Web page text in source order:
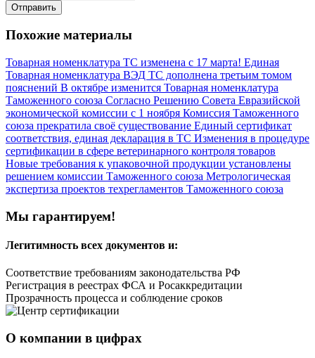
Отправить
Похожие материалы
Товарная номенклатура ТС изменена с 17 марта! Единая
Товарная номенклатура ВЭД ТС дополнена третьим томом
пояснений В октябре изменится Товарная номенклатура
Таможенного союза Согласно Решению Совета Евразийской
экономической комиссии с 1 ноября Комиссия Таможенного
союза прекратила своё существование Единый сертификат
соответствия, единая декларация в ТС Изменения в процедуре
сертификации в сфере ветеринарного контроля товаров
Новые требования к упаковочной продукции установлены
решением комиссии Таможенного союза Метрологическая
экспертиза проектов техрегламентов Таможенного союза
Мы гарантируем!
Легитимность всех документов и:
Соответствие требованиям законодательства РФ
Регистрация в реестрах ФСА и Росаккредитации
Прозрачность процесса и соблюдение сроков
О компании в цифрах